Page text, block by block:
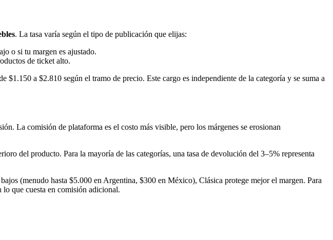
. La tasa varía según el tipo de publicación que elijas:
o si tu margen es ajustado.
de ticket alto.
$1.150 a $2.810 según el tramo de precio. Este cargo es independiente de la categoría y se suma a
La comisión de plataforma es el costo más visible, pero los márgenes se erosionan
del producto. Para la mayoría de las categorías, una tasa de devolución del 3–5% representa
(menudo hasta $5.000 en Argentina, $300 en México), Clásica protege mejor el margen. Para
que cuesta en comisión adicional.